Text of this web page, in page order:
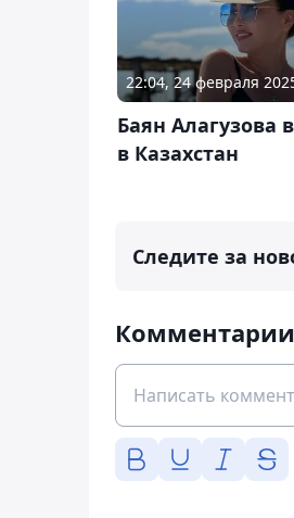
22:04, 24 февраля
Баян Алагузова
в Казахстан
Следите за
Комментарии